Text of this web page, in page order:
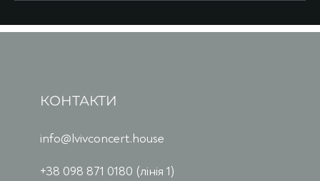
КОНТАКТИ
info@lvivconcert.house
+38 098 871 0180 (лінія 1)